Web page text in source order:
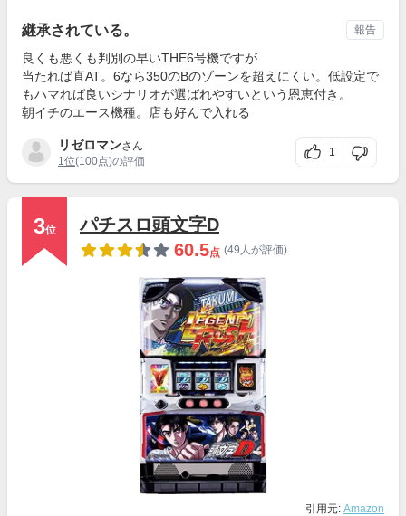
継承されている。
良くも悪くも判別の早いTHE6号機ですが
当たれば直AT。6なら350のBのゾーンを超えにくい。低設定で
もハマれば良いシナリオが選ばれやすいという恩恵付き。
朝イチのエース機種。店も好んで入れる
リゼロマンさん
1位(100点)の評価
1
報告
3位
パチスロ頭文字D
60.5点 (49人が評価)
引用元: Amazon